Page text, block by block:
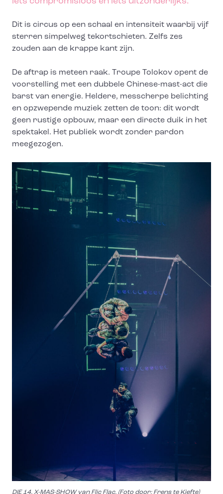
Dit is circus op een schaal en intensiteit waarbij vijf
sterren simpelweg tekortschieten. Zelfs zes
zouden aan de krappe kant zijn.
De aftrap is meteen raak. Troupe Tolokov opent de
voorstelling met een dubbele Chinese-mast-act die
barst van energie. Heldere, messcherpe belichting
en opzwepende muziek zetten de toon: dit wordt
geen rustige opbouw, maar een directe duik in het
spektakel. Het publiek wordt zonder pardon
meegezogen.
DIE 14. X-MAS-SHOW van Flic Flac. (Foto door: Frens te Kiefte)